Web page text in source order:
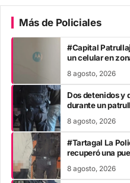
Más de Policiales
#Capital
un celular en
8 agosto, 2026
Dos detenidos y
durante un
8 agosto, 2026
#Tartagal La
recuperó una
8 agosto, 2026